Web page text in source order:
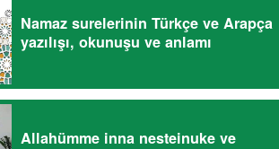
Namaz surelerinin Türkçe ve Arapça
yazılışı, okunuşu ve anlamı
Allahümme inna nesteinuke ve